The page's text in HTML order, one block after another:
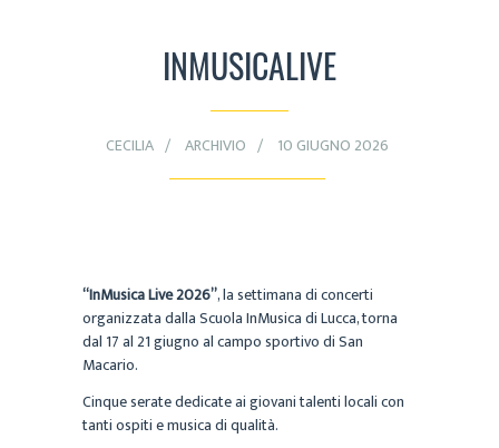
INMUSICALIVE
CECILIA ARCHIVIO 10 GIUGNO 2026
“InMusica Live 2026”, la settimana di concerti
organizzata dalla Scuola InMusica di Lucca, torna
dal 17 al 21 giugno al campo sportivo di San
Macario.
Cinque serate dedicate ai giovani talenti locali con
tanti ospiti e musica di qualità.